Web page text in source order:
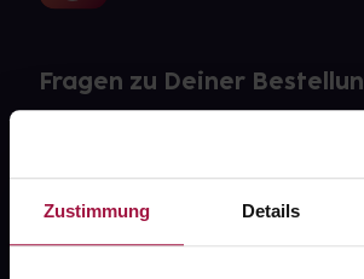
Zustimmung Details
Fragen zu Deiner